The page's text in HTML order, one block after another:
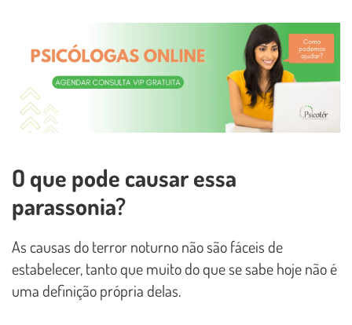
O que pode causar essa
parassonia?
As causas do terror noturno não são fáceis de
estabelecer, tanto que muito do que se sabe hoje não é
uma definição própria delas.